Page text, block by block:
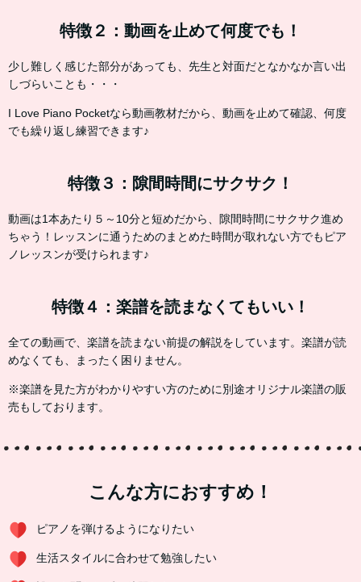
特徴２：動画を止めて何度でも！
少し難しく感じた部分があっても、先生と対面だとなかなか言い出
しづらいことも・・・
I Love Piano Pocketなら動画教材だから、動画を止めて確認、何度
でも繰り返し練習できます♪
特徴３：隙間時間にサクサク！
動画は1本あたり５～10分と短めだから、隙間時間にサクサク進め
ちゃう！レッスンに通うためのまとめた時間が取れない方でもピア
ノレッスンが受けられます♪
特徴４：楽譜を読まなくてもいい！
全ての動画で、楽譜を読まない前提の解説をしています。楽譜が読
めなくても、まったく困りません。
※楽譜を見た方がわかりやすい方のために別途オリジナル楽譜の販
売もしております。
こんな方におすすめ！
ピアノを弾けるようになりたい
生活スタイルに合わせて勉強したい